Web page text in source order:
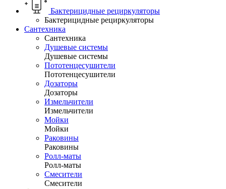
Бактерицидные рециркуляторы
Бактерицидные рециркуляторы
Сантехника
Сантехника
Душевые системы
Душевые системы
Пототенцесушители
Пототенцесушители
Дозаторы
Дозаторы
Измельчители
Измельчители
Мойки
Мойки
Раковины
Раковины
Ролл-маты
Ролл-маты
Смесители
Смесители